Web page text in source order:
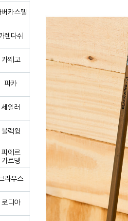
카스텔
렌다쉬
카웨코
파카
세일러
블랙윙
피에르
가르뎅
라우스
로디아